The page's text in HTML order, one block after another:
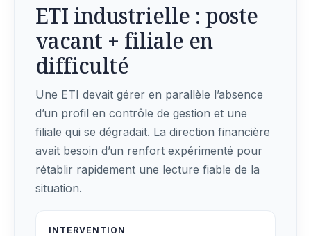
ETI industrielle : poste
vacant + filiale en
difficulté
Une ETI devait gérer en parallèle l’absence
d’un profil en contrôle de gestion et une
filiale qui se dégradait. La direction financière
avait besoin d’un renfort expérimenté pour
rétablir rapidement une lecture fiable de la
situation.
INTERVENTION